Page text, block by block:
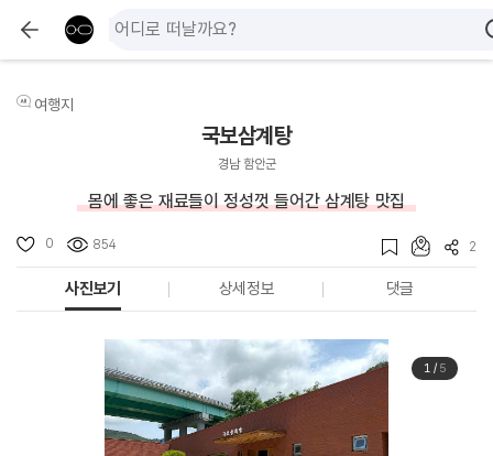
여행지
국보삼계탕
경남 함안군
몸에 좋은 재료들이 정성껏 들어간 삼계탕 맛집
0 854 2
사진보기 상세정보 댓글
1/ 5